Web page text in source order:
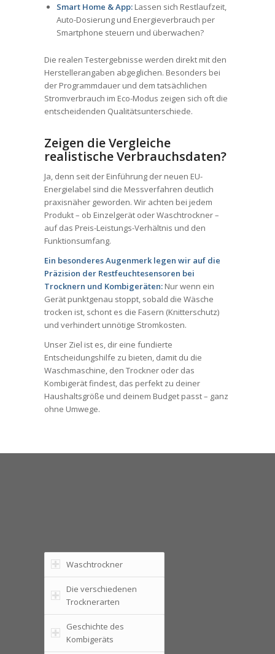
Smart Home & App: Lassen sich Restlaufzeit,
Auto-Dosierung und Energieverbrauch per
Smartphone steuern und überwachen?
Die realen Testergebnisse werden direkt mit den
Herstellerangaben abgeglichen. Besonders bei
der Programmdauer und dem tatsächlichen
Stromverbrauch im Eco-Modus zeigen sich oft die
entscheidenden Qualitätsunterschiede.
Zeigen die Vergleiche
realistische Verbrauchsdaten?
Ja, denn seit der Einführung der neuen EU-
Energielabel sind die Messverfahren deutlich
praxisnäher geworden. Wir achten bei jedem
Produkt – ob Einzelgerät oder Waschtrockner –
auf das Preis-Leistungs-Verhältnis und den
Funktionsumfang.
Ein besonderes Augenmerk legen wir auf die
Präzision der Restfeuchtesensoren bei
Trocknern und Kombigeräten: Nur wenn ein
Gerät punktgenau stoppt, sobald die Wäsche
trocken ist, schont es die Fasern (Knitterschutz)
und verhindert unnötige Stromkosten.
Unser Ziel ist es, dir eine fundierte
Entscheidungshilfe zu bieten, damit du die
Waschmaschine, den Trockner oder das
Kombigerät findest, das perfekt zu deiner
Haushaltsgröße und deinem Budget passt – ganz
ohne Umwege.
Waschtrockner
Die verschiedenen
Trocknerarten
Geschichte des
Kombigeräts